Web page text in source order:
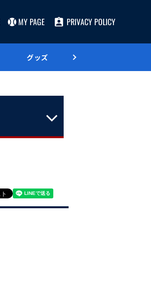
MY PAGE PRIVACY POLICY
グッズ